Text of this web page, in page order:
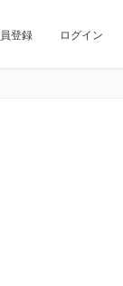
登録 ログイン